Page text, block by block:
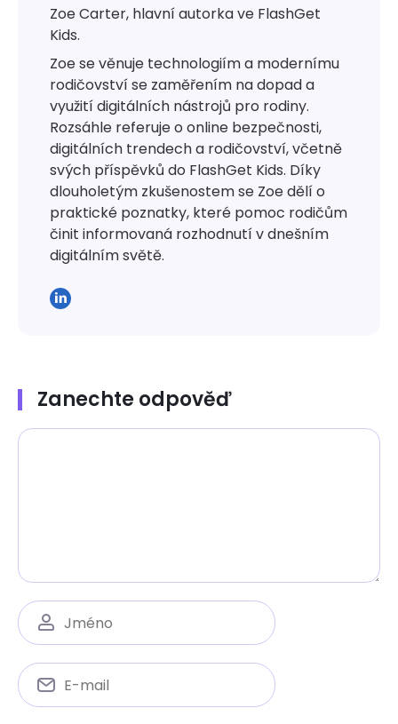
Zoe Carter, hlavní autorka ve FlashGet
Kids.
Zoe se věnuje technologiím a modernímu
rodičovství se zaměřením na dopad a
využití digitálních nástrojů pro rodiny.
Rozsáhle referuje o online bezpečnosti,
digitálních trendech a rodičovství, včetně
svých příspěvků do FlashGet Kids. Díky
dlouholetým zkušenostem se Zoe dělí o
praktické poznatky, které pomoc rodičům
činit informovaná rozhodnutí v dnešním
digitálním světě.
Zanechte odpověď